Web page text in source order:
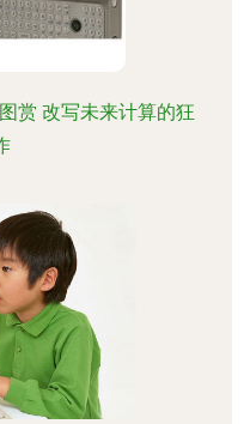
赏 改写未来计算的狂